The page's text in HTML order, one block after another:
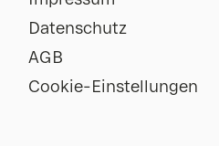
Datenschutz
AGB
Cookie-Einstellungen